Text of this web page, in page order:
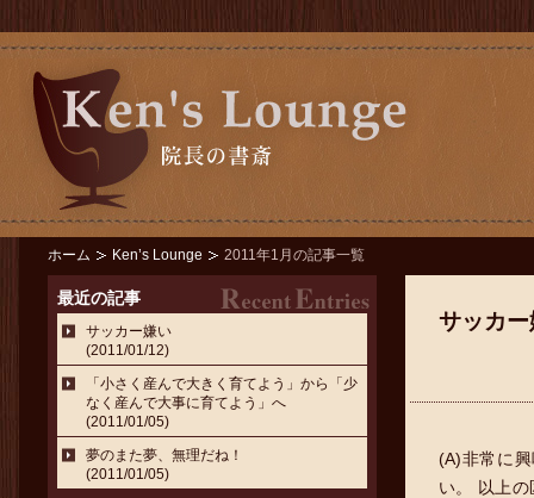
ホーム Ken’s Lounge 2011年1月の記事一覧
最近の記事
サッカー嫌い
(2011/01/12)
「小さく産んで大きく育てよう」から「少
なく産んで大事に育てよう」へ
(2011/01/05)
夢のまた夢、無理だね！
(2011/01/05)
サッカ
(A)非常に
い。 以上